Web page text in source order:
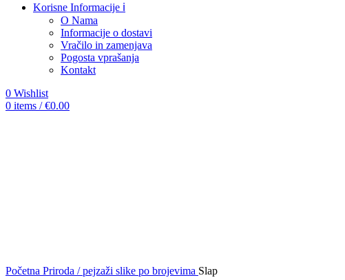
Korisne Informacije ℹ️
O Nama
Informacije o dostavi
Vračilo in zamenjava
Pogosta vprašanja
Kontakt
0 Wishlist
0 items / €0.00
Početna Priroda / pejzaži slike po brojevima Slap